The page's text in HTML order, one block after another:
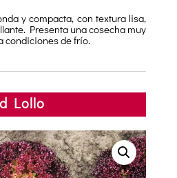
y compacta, con textura lisa,
Presenta una cosecha muy
condiciones de frío.
Lollo